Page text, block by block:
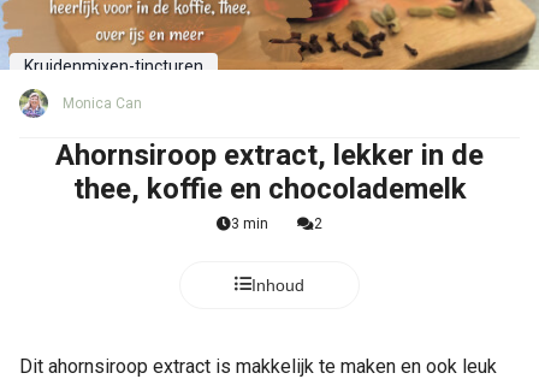
Kruidenmixen-tincturen
Monica Can
Ahornsiroop extract, lekker in de
thee, koffie en chocolademelk
3 min 2
Inhoud
Dit ahornsiroop extract is makkelijk te maken en ook leuk